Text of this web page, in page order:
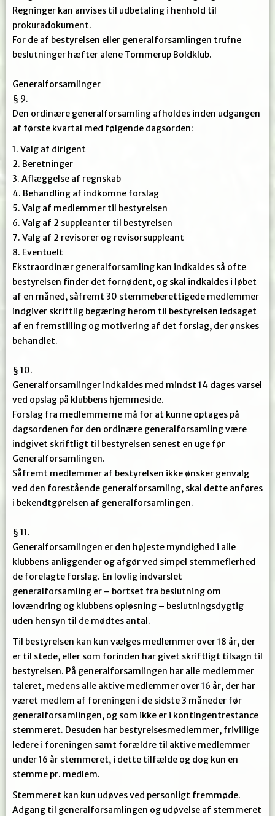
Regninger kan anvises til udbetaling i henhold til
prokuradokument.
For de af bestyrelsen eller generalforsamlingen trufne
beslutninger hæfter alene Tommerup Boldklub.
Generalforsamlinger
§ 9.
Den ordinære generalforsamling afholdes inden udgangen
af første kvartal med følgende dagsorden:
1. Valg af dirigent
2. Beretninger
3. Aflæggelse af regnskab
4. Behandling af indkomne forslag
5. Valg af medlemmer til bestyrelsen
6. Valg af 2 suppleanter til bestyrelsen
7. Valg af 2 revisorer og revisorsuppleant
8. Eventuelt
Ekstraordinær generalforsamling kan indkaldes så ofte
bestyrelsen finder det fornødent, og skal indkaldes i løbet
af en måned, såfremt 30 stemmeberettigede medlemmer
indgiver skriftlig begæring herom til bestyrelsen ledsaget
af en fremstilling og motivering af det forslag, der ønskes
behandlet.
§ 10.
Generalforsamlinger indkaldes med mindst 14 dages varsel
ved opslag på klubbens hjemmeside.
Forslag fra medlemmerne må for at kunne optages på
dagsordenen for den ordinære generalforsamling være
indgivet skriftligt til bestyrelsen senest en uge før
Generalforsamlingen.
Såfremt medlemmer af bestyrelsen ikke ønsker genvalg
ved den forestående generalforsamling, skal dette anføres
i bekendtgørelsen af generalforsamlingen.
§ 11.
Generalforsamlingen er den højeste myndighed i alle
klubbens anliggender og afgør ved simpel stemmeflerhed
de forelagte forslag. En lovlig indvarslet
generalforsamling er – bortset fra beslutning om
lovændring og klubbens opløsning – beslutningsdygtig
uden hensyn til de mødtes antal.
Til bestyrelsen kan kun vælges medlemmer over 18 år, der
er til stede, eller som forinden har givet skriftligt tilsagn til
bestyrelsen. På generalforsamlingen har alle medlemmer
taleret, medens alle aktive medlemmer over 16 år, der har
været medlem af foreningen i de sidste 3 måneder før
generalforsamlingen, og som ikke er i kontingentrestance
stemmeret. Desuden har bestyrelsesmedlemmer, frivillige
ledere i foreningen samt forældre til aktive medlemmer
under 16 år stemmeret, i dette tilfælde og dog kun en
stemme pr. medlem.
Stemmeret kan kun udøves ved personligt fremmøde.
Adgang til generalforsamlingen og udøvelse af stemmeret